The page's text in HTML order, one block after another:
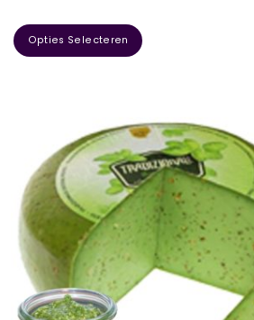
Opties Selecteren